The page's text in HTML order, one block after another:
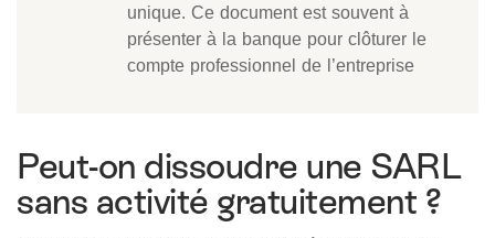
unique. Ce document est souvent à
présenter à la banque pour clôturer le
compte professionnel de l’entreprise
Peut-on dissoudre une SARL
sans activité gratuitement ?